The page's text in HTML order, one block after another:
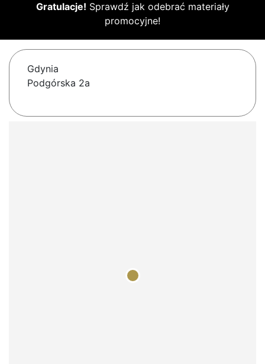
Gratulacje! Sprawdź jak odebrać materiały
promocyjne!
Gdynia
Podgórska 2a